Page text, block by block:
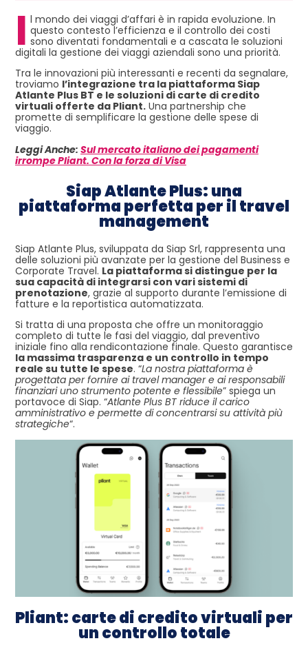
I l mondo dei viaggi d’affari è in rapida evoluzione. In
questo contesto l’efficienza e il controllo dei costi
sono diventati fondamentali e a cascata le soluzioni
digitali la gestione dei viaggi aziendali sono una priorità.
Tra le innovazioni più interessanti e recenti da segnalare,
troviamo l’integrazione tra la piattaforma Siap
Atlante Plus BT e le soluzioni di carte di credito
virtuali offerte da Pliant. Una partnership che
promette di semplificare la gestione delle spese di
viaggio.
Leggi Anche: Sul mercato italiano dei pagamenti
irrompe Pliant. Con la forza di Visa
Siap Atlante Plus: una
piattaforma perfetta per il travel
management
Siap Atlante Plus, sviluppata da Siap Srl, rappresenta una
delle soluzioni più avanzate per la gestione del Business e
Corporate Travel. La piattaforma si distingue per la
sua capacità di integrarsi con vari sistemi di
prenotazione, grazie al supporto durante l’emissione di
fatture e la reportistica automatizzata.
Si tratta di una proposta che offre un monitoraggio
completo di tutte le fasi del viaggio, dal preventivo
iniziale fino alla rendicontazione finale. Questo garantisce
la massima trasparenza e un controllo in tempo
reale su tutte le spese. “La nostra piattaforma è
progettata per fornire ai travel manager e ai responsabili
finanziari uno strumento potente e flessibile” spiega un
portavoce di Siap. “Atlante Plus BT riduce il carico
amministrativo e permette di concentrarsi su attività più
strategiche“.
Pliant: carte di credito virtuali per
un controllo totale